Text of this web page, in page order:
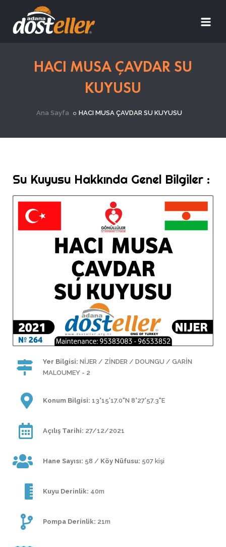
HACI MUSA ÇAVDAR SU
KUYUSU
Ana Sayfa HACI MUSA ÇAVDAR SU KUYUSU
Su Kuyusu Hakkında Genel Bilgiler :
Yer Bilgisi: NİJER / ZİNDER / DOUNGU / GARİN
MALOUMEY - 2
Konum Bilgisi: 13°15'17.0"N 8°27'57.3"E
Açılış Tarihi: 27/12/2021
Hane Sayısı: 58 / Köy Nüfusu: 507 kişi
Kuyu Derinlik: 40m
Pompa Derinlik: 21m